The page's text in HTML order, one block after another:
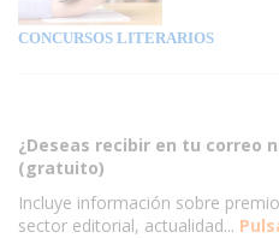
CONCURSOS LITERARIOS
¿Deseas recibir en tu correo
(gratuito)
Incluye información sobre
sector editorial, actualidad...